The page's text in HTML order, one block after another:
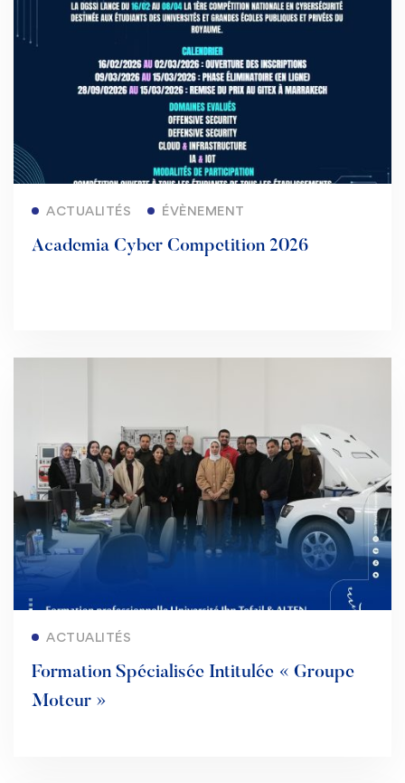
Lire la suite
ACTUALITÉS ÉVÈNEMENT
Academia Cyber Competition 2026
ACTUALITÉS
Formation Spécialisée Intitulée « Groupe
Moteur »